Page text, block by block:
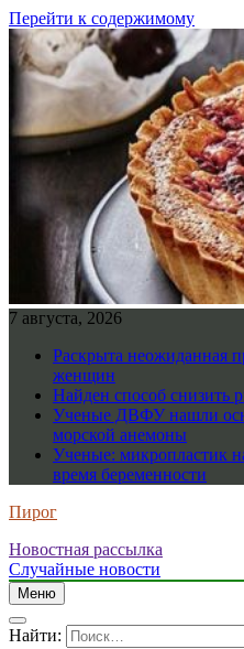
Перейти к содержимому
7 августа, 2026
Раскрыта неожиданная
женщин
Найден способ снизить
Ученые ДВФУ нашли
морской анемоны
Ученые: микропластик
время беременности
Пирог
Новостная рассылка
Случайные новости
Меню
Найти: